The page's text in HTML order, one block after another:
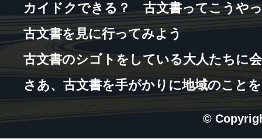
カイドクできる？ 古文書ってこうや
古文書を見に行ってみよう
古文書のシゴトをしている大人たちに
さあ、古文書を手がかりに地域のこと
©